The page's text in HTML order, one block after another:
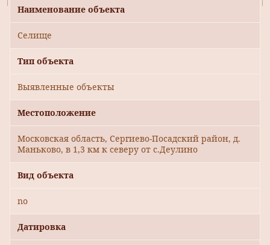
Наименование объекта
Селище
Тип объекта
Выявленные объекты
Местоположение
Московская область, Сергиево-Посадский район, д.
Маньково, в 1,3 км к северу от с.Деулино
Вид объекта
no
Датировка